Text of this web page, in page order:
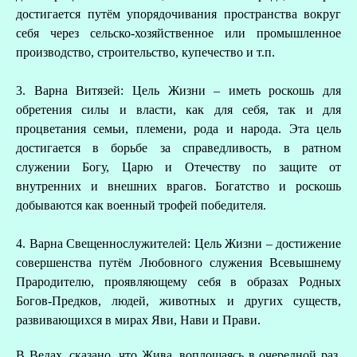
достигается путём упорядочивания пространства вокруг
себя через сельско-хозяйственное или промышленное
производство, строительство, купечество и т.п.
3. Варна Витязей: Цель Жизни – иметь роскошь для
обретения силы и власти, как для себя, так и для
процветания семьи, племени, рода и народа. Эта цель
достигается в борьбе за справедливость, в ратном
служении Богу, Царю и Отечеству по защите от
внутренних и внешних врагов. Богатство и роскошь
добываются как военный трофей победителя.
4. Варна Свещеннослужителей: Цель Жизни – достижение
совершенства путём Любовного служения Всевышнему
Прародителю, проявляющему себя в образах Родных
Богов-Предков, людей, животных и других существ,
развивающихся в мирах Яви, Нави и Прави.